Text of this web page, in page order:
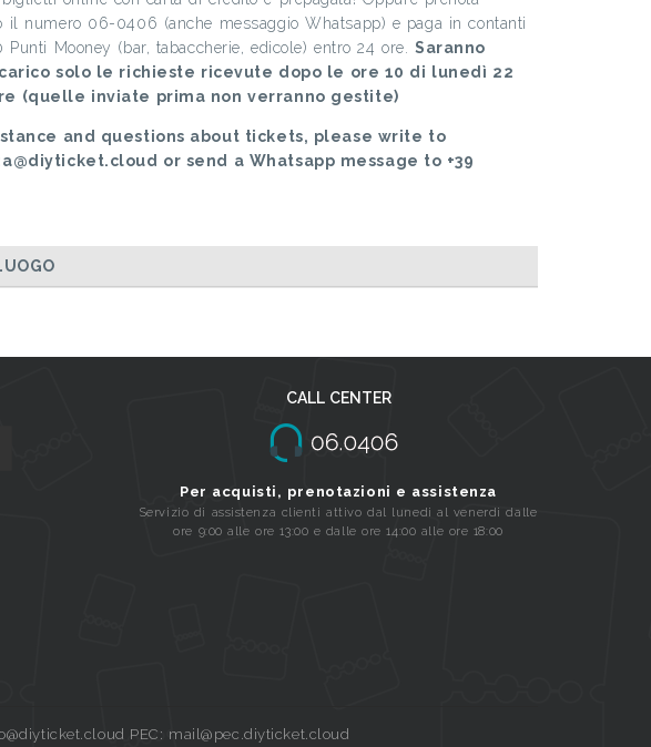
il numero 06-0406 (anche messaggio Whatsapp) e paga in contanti
Punti Mooney (bar, tabaccherie, edicole) entro 24 ore. Saranno
solo le richieste ricevute dopo le ore 10 di lunedì 22
(quelle inviate prima non verranno gestite)
and questions about tickets, please write to
or send a Whatsapp message to +39
CALL CENTER
Per acquisti, prenotazioni e assistenza
Servizio di assistenza clienti attivo dal lunedi al venerdi dalle
ore 9:00 alle ore 13:00 e dalle ore 14:00 alle ore 18:00
PEC: mail@pec.diyticket.cloud